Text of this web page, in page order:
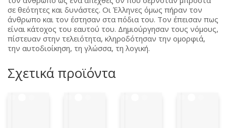
σε θεότητες και δυνάστες. Οι Έλληνες όμως πήραν τον
άνθρωπο και τον έστησαν στα πόδια του. Τον έπεισαν πως
είναι κάτοχος του εαυτού του. Δημιούργησαν τους νόμους,
πίστευαν στην τελειότητα, κληροδότησαν την ομορφιά,
την αυτοδιοίκηση, τη γλώσσα, τη λογική.
Σχετικά προϊόντα